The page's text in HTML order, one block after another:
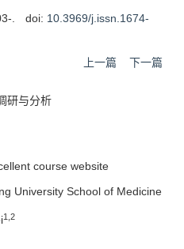
. doi: 10.3969/j.issn.1674-
上一篇 下一篇
研与分析
course website
University School of Medicine
1,2